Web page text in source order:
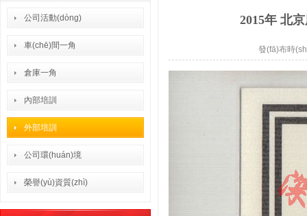
公司活動(dòng)
車(chē)間一角
倉庫一角
內部培訓
外部培訓
公司環(huán)境
榮譽(yù)資質(zhì)
2015年 北
發(fā)布時